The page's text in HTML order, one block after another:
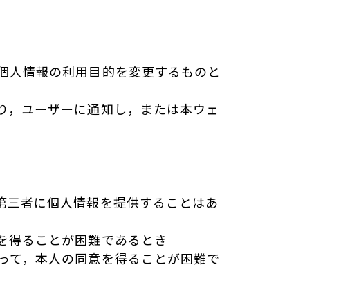
人情報の利用目的を変更するものと
ユーザーに通知し，または本ウェ
者に個人情報を提供することはあ
得ることが困難であるとき
て，本人の同意を得ることが困難で